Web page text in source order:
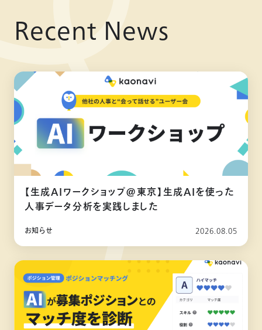
Recent News
【生成AIワークショップ@東京】生成AIを使った
人事データ分析を実践しました
お知らせ 2026.08.05